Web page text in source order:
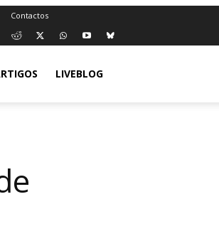
Contactos
LIVEBLOG